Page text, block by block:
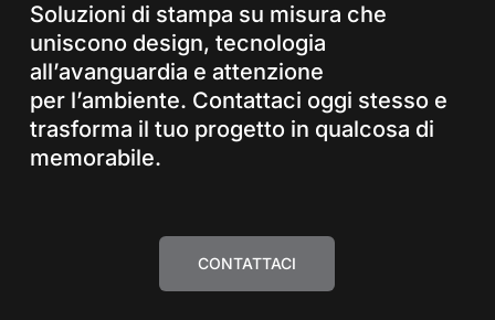
Soluzioni di stampa su misura che
uniscono design, tecnologia
all’avanguardia e attenzione
per l’ambiente. Contattaci oggi stesso e
trasforma il tuo progetto in qualcosa di
memorabile.
CONTATTACI